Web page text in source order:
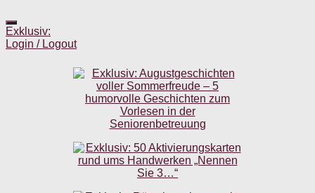
Exklusiv:
Login / Logout